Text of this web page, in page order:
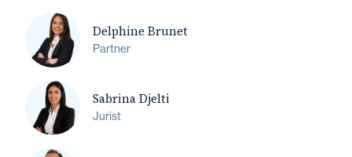
Delphine Brunet
Partner
Sabrina Djelti
Jurist